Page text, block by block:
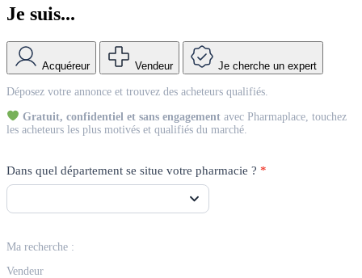
Je suis...
Acquéreur Vendeur Je cherche un expert
Vendeur
Déposez votre annonce et trouvez des acheteurs qualifiés.
Gratuit, confidentiel et sans engagement avec Pharmaplace, touchez
les acheteurs les plus motivés et qualifiés du marché.
Dans quel département se situe votre pharmacie ? *
Ma recherche :
Vendeur